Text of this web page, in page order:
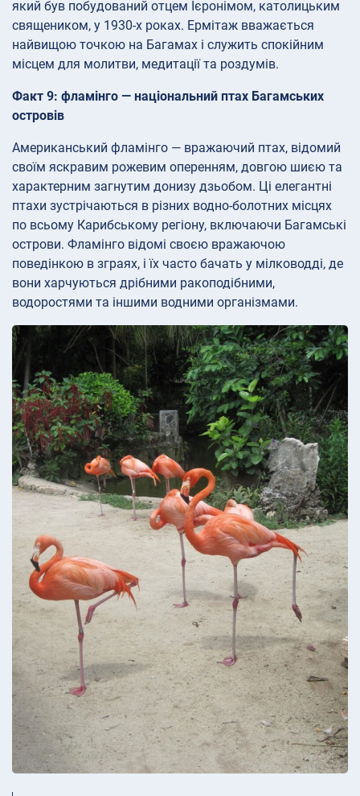
який був побудований отцем Ієронімом, католицьким
священиком, у 1930-х роках. Ермітаж вважається
найвищою точкою на Багамах і служить спокійним
місцем для молитви, медитації та роздумів.
Факт 9: фламінго — національний птах Багамських
островів
Американський фламінго — вражаючий птах, відомий
своїм яскравим рожевим оперенням, довгою шиєю та
характерним загнутим донизу дзьобом. Ці елегантні
птахи зустрічаються в різних водно-болотних місцях
по всьому Карибському регіону, включаючи Багамські
острови. Фламінго відомі своєю вражаючою
поведінкою в зграях, і їх часто бачать у мілководді, де
вони харчуються дрібними ракоподібними,
водоростями та іншими водними організмами.